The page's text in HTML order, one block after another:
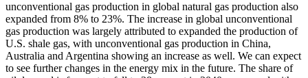
unconventional gas production in global natural gas production also
expanded from 8% to 23%. The increase in global unconventional
gas production was largely attributed to expanded the production of
U.S. shale gas, with unconventional gas production in China,
Australia and Argentina showing an increase as well. We can expect
to see further changes in the energy mix in the future. The share of